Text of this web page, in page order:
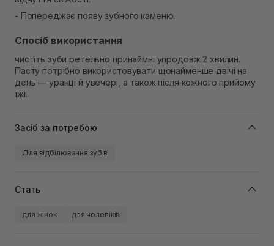
- Попереджає появу зубного каменю.
Спосіб використання
чистіть зуби ретельно принаймні упродовж 2 хвилин.
Пасту потрібно використовувати щонайменше двічі на
день — уранці й увечері, а також після кожного прийому
їжі.
Засіб за потребою
Для відбілювання зубів
Стать
для жінок для чоловіків